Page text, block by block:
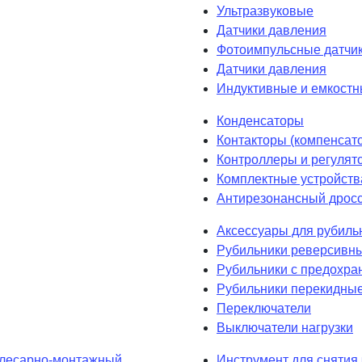
Ультразвуковые
Датчики давления
Фотоимпульсные
Датчики давления
Индуктивные и
Конденсаторы
Контакторы
Контроллеры и
Комплектные
Антирезонансный
Аксессуары для
Рубильники
Рубильники с
Рубильники
Переключатели
Выключатели нагрузки